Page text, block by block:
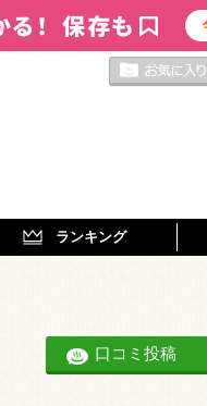
ランキング
口コミ投稿